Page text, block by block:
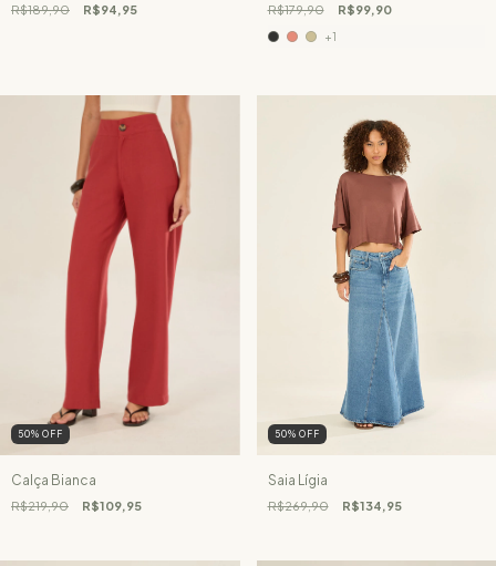
R$189,90 R$94,95 R$179,90 R$99,90
+1
50% OFF
Calça Bianca
R$219,90 R$109,95
50% OFF
Saia Lígia
R$269,90 R$134,95